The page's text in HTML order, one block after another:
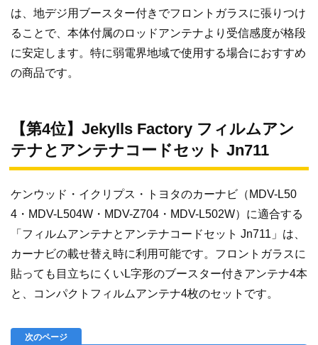
は、地デジ用ブースター付きでフロントガラスに張りつけ
ることで、本体付属のロッドアンテナより受信感度が格段
に安定します。特に弱電界地域で使用する場合におすすめ
の商品です。
【第4位】Jekylls Factory フィルムアン
テナとアンテナコードセット Jn711
ケンウッド・イクリプス・トヨタのカーナビ（MDV-L50
4・MDV-L504W・MDV-Z704・MDV-L502W）に適合する
「フィルムアンテナとアンテナコードセット Jn711」は、
カーナビの載せ替え時に利用可能です。フロントガラスに
貼っても目立ちにくいL字形のブースター付きアンテナ4本
と、コンパクトフィルムアンテナ4枚のセットです。